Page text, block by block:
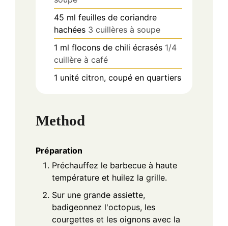
45 ml feuilles de coriandre
hachées 3 cuillères à soupe
1 ml flocons de chili écrasés 1/4
cuillère à café
1 unité citron, coupé en quartiers
Method
Préparation
Préchauffez le barbecue à haute
température et huilez la grille.
Sur une grande assiette,
badigeonnez l'octopus, les
courgettes et les oignons avec la